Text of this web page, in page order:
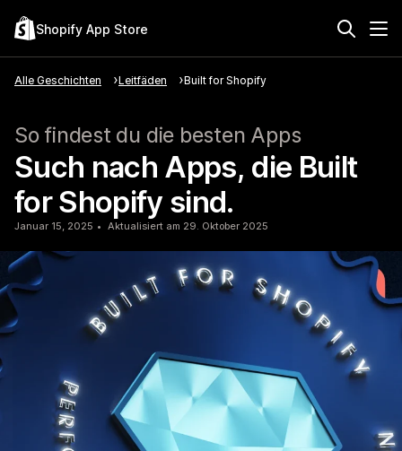
Shopify App Store
Alle Geschichten Leitfäden Built for Shopify
So findest du die besten Apps
Such nach Apps, die Built
for Shopify sind.
Januar 15, 2025 Aktualisiert am 29. Oktober 2025